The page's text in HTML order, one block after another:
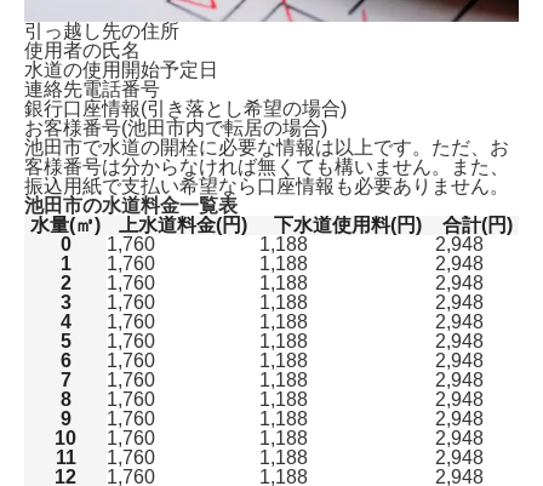
引っ越し先の住所
使用者の氏名
水道の使用開始予定日
連絡先電話番号
銀行口座情報(引き落とし希望の場合)
お客様番号(池田市内で転居の場合)
池田市で水道の開栓に必要な情報は以上です。ただ、 お
客様番号は分からなければ無くても構いません。
また、
振込用紙で支払い希望なら口座情報も必要ありません。
池田市の水道料金一覧表
水量(㎥)
上水道料金(円) 下水道使用料(円)
合計(円)
0
1,760 1,188
2,948
1
1,760 1,188
2,948
2
1,760 1,188
2,948
3
1,760 1,188
2,948
4
1,760 1,188
2,948
5
1,760 1,188
2,948
6
1,760 1,188
2,948
7
1,760 1,188
2,948
8
1,760 1,188
2,948
9
1,760 1,188
2,948
10
1,760 1,188
2,948
11
1,760 1,188
2,948
12
1,760 1,188
2,948